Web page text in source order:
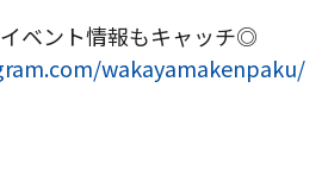
ベント情報もキャッチ◎
wakayamakenpaku/